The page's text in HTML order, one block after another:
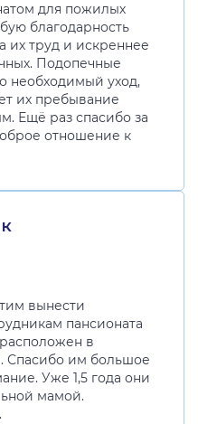
для пожилых
благодарность
их труд и искреннее
Подопечные
необходимый уход,
их пребывание
Ещё раз спасибо за
отношение к
вынести
пансионата
в
Спасибо им большое
Уже 1,5 года они
мамой.